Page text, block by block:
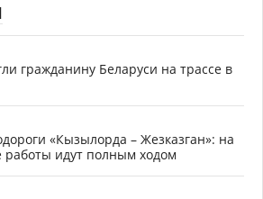
гражданину Беларуси на трассе в
«Кызылорда – Жезказган»: на
работы идут полным ходом